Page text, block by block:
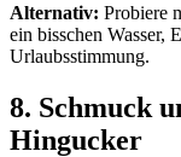
Alternativ: Probiere
ein bisschen Wasser,
Urlaubsstimmung.
8. Schmuck
Hingucker